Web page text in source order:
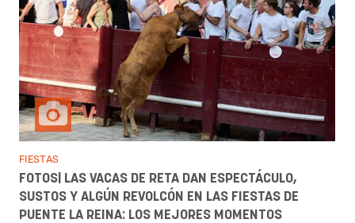
FIESTAS
FOTOS| LAS VACAS DE RETA DAN ESPECTÁCULO,
SUSTOS Y ALGÚN REVOLCÓN EN LAS FIESTAS DE
PUENTE LA REINA: LOS MEJORES MOMENTOS